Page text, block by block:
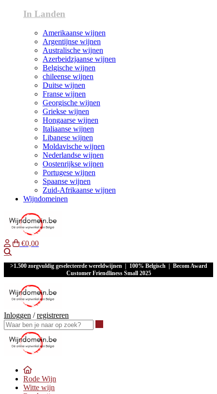
In Landen
Amerikaanse wijnen
Argentijnse wijnen
Australische wijnen
Azerbeidzjaanse wijnen
Belgische wijnen
chileense wijnen
Duitse wijnen
Franse wijnen
Georgische wijnen
Griekse wijnen
Hongaarse wijnen
Italiaanse wijnen
Libanese wijnen
Moldavische wijnen
Nederlandse wijnen
Oostenrijkse wijnen
Portugese wijnen
Spaanse wijnen
Zuid-Afrikaanse wijnen
Wijndomeinen
€0,00
>1.500 zorgvuldig geselecteerde wereldwijnen | 100% Belgisch | Becom Award
Customer Friendliness Small 2025
Inloggen /registreren
Rode Wijn
Witte wijn